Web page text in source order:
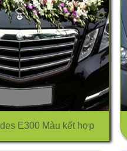
E300 Màu kết hợp